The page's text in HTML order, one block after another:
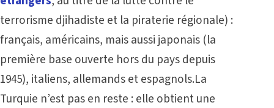
terrorisme djihadiste et la piraterie régionale) :
français, américains, mais aussi japonais (la
première base ouverte hors du pays depuis
1945), italiens, allemands et espagnols.La
Turquie n’est pas en reste : elle obtient une